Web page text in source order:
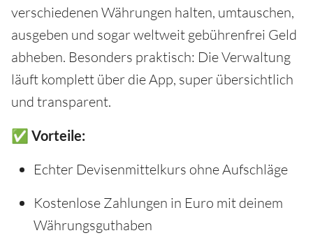
verschiedenen Währungen halten, umtauschen,
ausgeben und sogar weltweit gebührenfrei Geld
abheben. Besonders praktisch: Die Verwaltung
läuft komplett über die App, super übersichtlich
und transparent.
✅ Vorteile:
Echter Devisenmittelkurs ohne Aufschläge
Kostenlose Zahlungen in Euro mit deinem
Währungsguthaben